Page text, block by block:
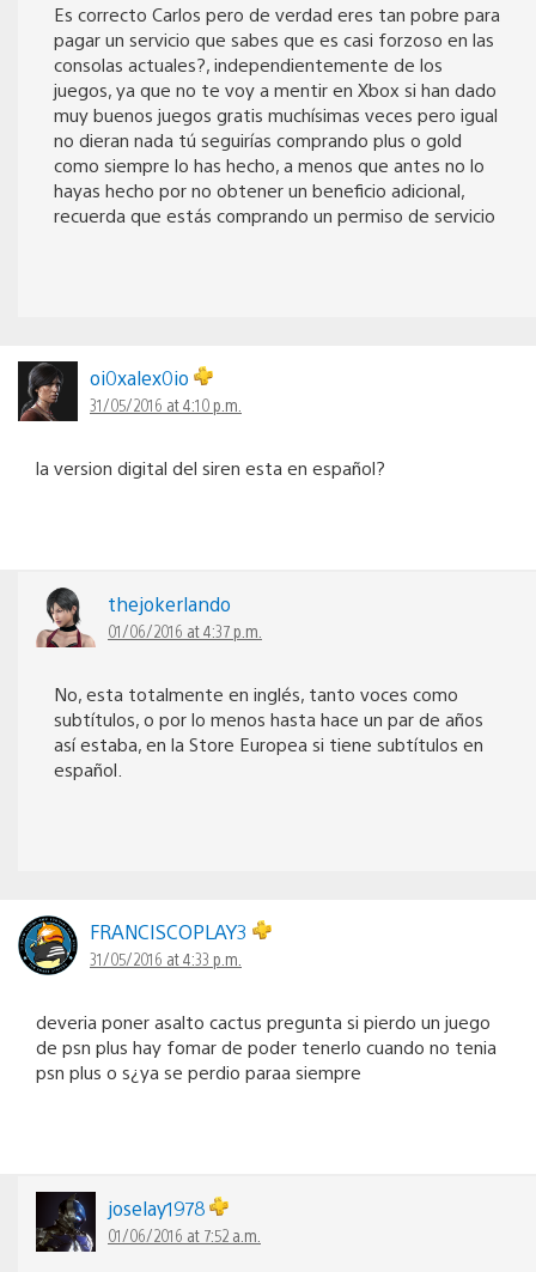
Es correcto Carlos pero de verdad eres tan pobre para
pagar un servicio que sabes que es casi forzoso en las
consolas actuales?, independientemente de los
juegos, ya que no te voy a mentir en Xbox si han dado
muy buenos juegos gratis muchísimas veces pero igual
no dieran nada tú seguirías comprando plus o gold
como siempre lo has hecho, a menos que antes no lo
hayas hecho por no obtener un beneficio adicional,
recuerda que estás comprando un permiso de servicio
oi0xalex0io
31/05/2016 at 4:10 p.m.
la version digital del siren esta en español?
thejokerlando
01/06/2016 at 4:37 p.m.
No, esta totalmente en inglés, tanto voces como
subtítulos, o por lo menos hasta hace un par de años
así estaba, en la Store Europea si tiene subtítulos en
español.
FRANCISCOPLAY3
31/05/2016 at 4:33 p.m.
deveria poner asalto cactus pregunta si pierdo un juego
de psn plus hay fomar de poder tenerlo cuando no tenia
psn plus o s¿ya se perdio paraa siempre
joselay1978
01/06/2016 at 7:52 a.m.